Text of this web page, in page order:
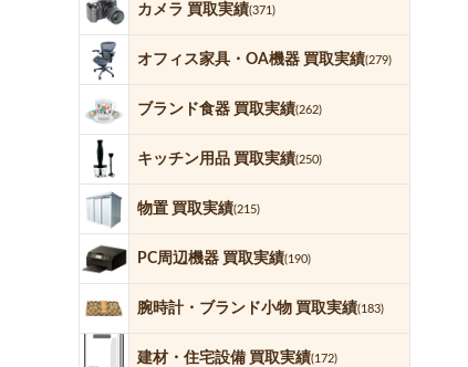
カメラ 買取実績(371)
オフィス家具・OA機器 買取実績(279)
ブランド食器 買取実績(262)
キッチン用品 買取実績(250)
物置 買取実績(215)
PC周辺機器 買取実績(190)
腕時計・ブランド小物 買取実績(183)
建材・住宅設備 買取実績(172)